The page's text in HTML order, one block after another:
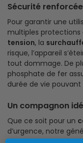
Sécurité renforcée
Pour garantir une
multiples protections
tension, la
risque, l’appareil
tout dommage. De
phosphate de fer
durée de vie
Un compagnon
Que ce soit pour un
d’urgence, notre